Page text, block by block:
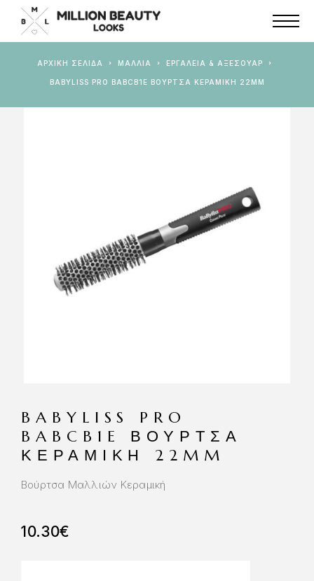
ΑΡΧΙΚΉ ΣΕΛΊΔΑ ΜΑΛΛΙΑ ΕΡΓΑΛΕΊΑ & AΞΕΣΟΥΆΡ
BABYLISS PRO BABCB1E ΒΟΥΡΤΣΑ ΚΕΡΑΜΙΚΗ 22MM
BABYLISS PRO
BABCB1E ΒΟΥΡΤΣΑ
ΚΕΡΑΜΙΚΗ 22MM
Βούρτσα Μαλλιών Κεραμική
10.30€